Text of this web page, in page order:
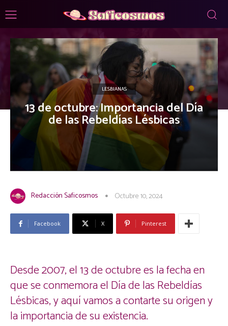
LESBIANAS
13 de octubre: Importancia del Día
de las Rebeldías Lésbicas
Redacción Saficosmos Octubre 10, 2024
Facebook X Pinterest
Desde 2007, el 13 de octubre es la fecha en
que se conmemora el Día de las Rebeldías
Lésbicas, y aquí vamos a contarte su origen y
la importancia de su existencia.